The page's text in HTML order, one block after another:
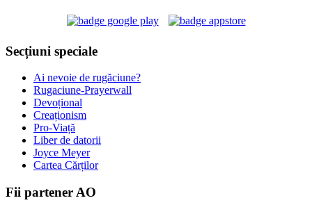
Secțiuni speciale
Ai nevoie de rugăciune?
Rugaciune-Prayerwall
Devoțional
Creaționism
Pro-Viață
Liber de datorii
Joyce Meyer
Cartea Cărților
Fii partener AO